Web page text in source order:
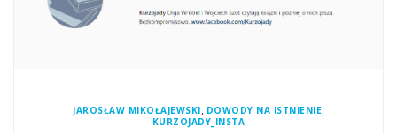
JAROSŁAW MIKOŁAJEWSKI, DOWODY NA ISTNIENIE,
KURZOJADY_INSTA